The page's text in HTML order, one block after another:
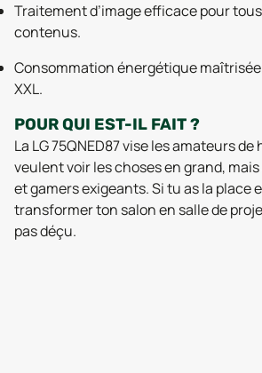
Traitement d’image efficace pour
contenus.
Consommation énergétique
XXL.
POUR QUI EST-IL FAIT ?
La LG 75QNED87 vise les amateurs
veulent voir les choses en grand,
et gamers exigeants. Si tu as la place
transformer ton salon en salle de
pas déçu.